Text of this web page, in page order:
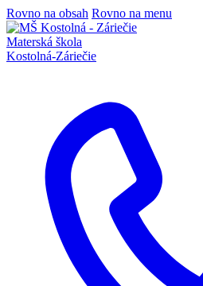
Rovno na obsah Rovno na menu
Materská škola
Kostolná-Záriečie